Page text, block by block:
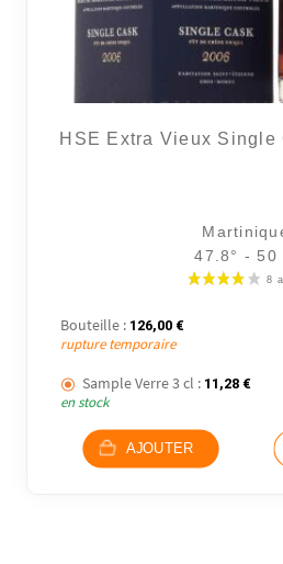
HSE Extra Vieux Single
47.8° - 50
Bouteille : 126,00 €
rupture temporaire
Sample Verre 3 cl : 11,28 €
en stock
AJOUTER